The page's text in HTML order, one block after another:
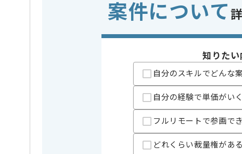
精算条件
有
精算基準時間
支払いサイト
15日
週5日常駐での作業を想定しております。
案件について
知りたい
自分のスキルでどんな
自分の経験で単価がい
フルリモートで参画で
どれくらい裁量権があ